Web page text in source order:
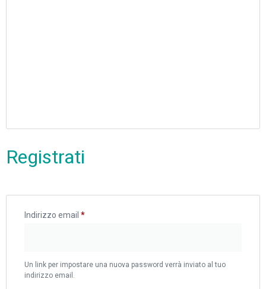
Registrati
Indirizzo email *
Un link per impostare una nuova password verrà inviato al tuo
indirizzo email.